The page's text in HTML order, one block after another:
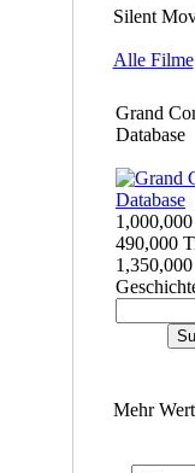
Silent
Alle Filme
Grand
Database
490,000
1,350,000
Mehr Wert